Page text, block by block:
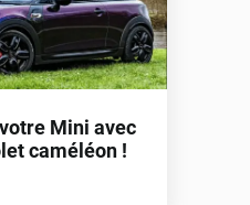
Mini avec
caméléon !